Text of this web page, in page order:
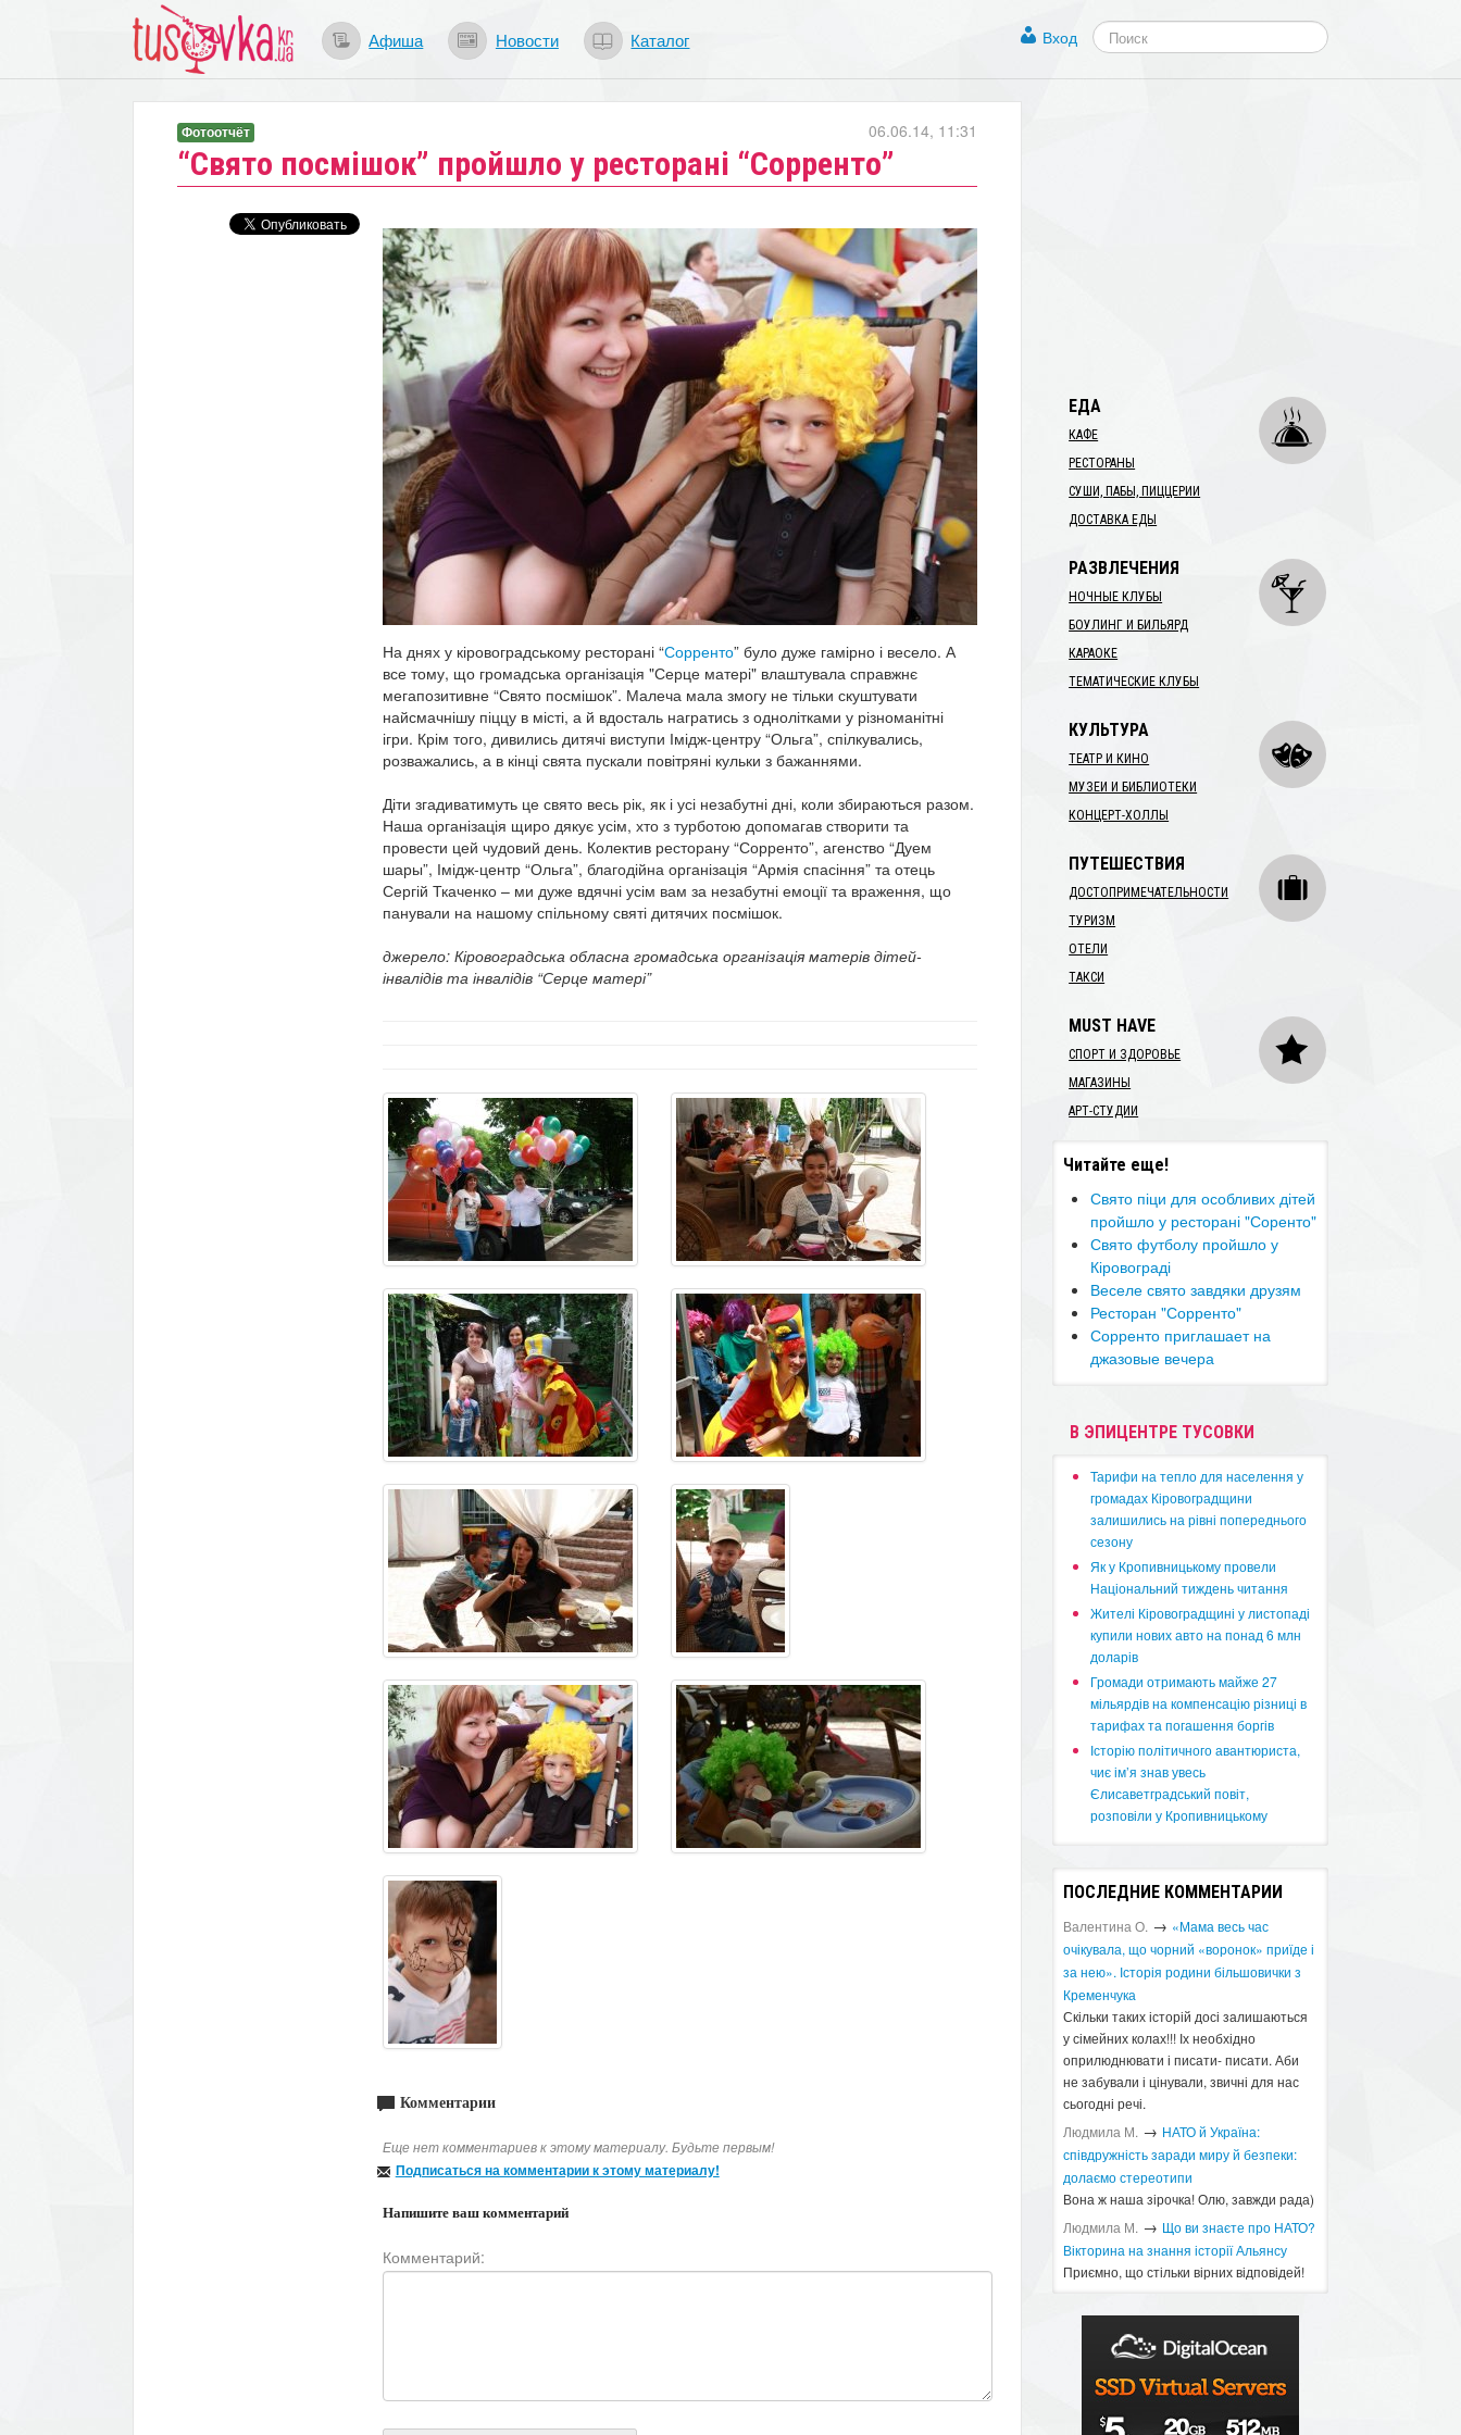
Афиша Новости Каталог Вход
​“Свято посмішок” пройшло у ресторані “Сорренто”
06.06.14, 11:31
Фотоотчёт
На днях у кіровоградському ресторані “Сорренто” було дуже гамірно і весело. А
все тому, що громадська організація "Серце матері" влаштувала справжнє
мегапозитивне “Свято посмішок”. Малеча мала змогу не тільки скуштувати
найсмачнішу піццу в місті, а й вдосталь награтись з однолітками у різноманітні
ігри. Крім того, дивились дитячі виступи Імідж-центру “Ольга”, спілкувались,
розважались, а в кінці свята пускали повітряні кульки з бажаннями.
Діти згадиватимуть це свято весь рік, як і усі незабутні дні, коли збираються разом.
Наша організація щиро дякує усім, хто з турботою допомагав створити та
провести цей чудовий день. Колектив ресторану “Сорренто”, агенство “Дуем
шары”, Імідж-центр “Ольга”, благодійна організація “Армія спасіння” та отець
Сергій Ткаченко – ми дуже вдячні усім вам за незабутні емоції та враження, що
панували на нашому спільному святі дитячих посмішок.
джерело: Кіровоградська обласна громадська організація матерів дітей-
інвалідів та інвалідів “Серце матері”
Комментарии
Еще нет комментариев к этому материалу. Будьте первым!
Подписаться на комментарии к этому материалу!
Напишите ваш комментарий
Комментарий:
ЕДА
КАФЕ
РЕСТОРАНЫ
СУШИ, ПАБЫ, ПИЦЦЕРИИ
ДОСТАВКА ЕДЫ
РАЗВЛЕЧЕНИЯ
НОЧНЫЕ КЛУБЫ
БОУЛИНГ И БИЛЬЯРД
КАРАОКЕ
ТЕМАТИЧЕСКИЕ КЛУБЫ
КУЛЬТУРА
ТЕАТР И КИНО
МУЗЕИ И БИБЛИОТЕКИ
КОНЦЕРТ-ХОЛЛЫ
ПУТЕШЕСТВИЯ
ДОСТОПРИМЕЧАТЕЛЬНОСТИ
ТУРИЗМ
ОТЕЛИ
ТАКСИ
MUST HAVE
СПОРТ И ЗДОРОВЬЕ
МАГАЗИНЫ
АРТ-СТУДИИ
Читайте еще!
Свято піци для особливих дітей
пройшло у ресторані "Соренто"
​Свято футболу пройшло у
Кіровограді
Веселе свято завдяки друзям
Ресторан "Сорренто"
Сорренто приглашает на
джазовые вечера
В ЭПИЦЕНТРЕ ТУСОВКИ
​Тарифи на тепло для населення у
громадах Кіровоградщини
залишились на рівні попереднього
сезону
​Як у Кропивницькому провели
Національний тиждень читання
​Жителі Кіровоградщині у листопаді
купили нових авто на понад 6 млн
доларів
​Громади отримають майже 27
мільярдів на компенсацію різниці в
тарифах та погашення боргів
Історію політичного авантюриста,
чиє ім’я знав увесь
Єлисаветградський повіт,
розповіли у Кропивницькому
ПОСЛЕДНИЕ КОММЕНТАРИИ
Валентина О. → «Мама весь час
очікувала, що чорний «воронок» приїде і
за нею». Історія родини більшовички з
Кременчука
Скільки таких історій досі залишаються
у сімейних колах!!! Іх необхідно
оприлюднювати і писати- писати. Аби
не забували і цінували, звичні для нас
сьогодні речі.
Людмила М. → ​НАТО й Україна:
співдружність заради миру й безпеки:
долаємо стереотипи
Вона ж наша зірочка! Олю, завжди рада)
Людмила М. → Що ви знаєте про НАТО?
Вікторина на знання історії Альянсу ​
Приємно, що стільки вірних відповідей!